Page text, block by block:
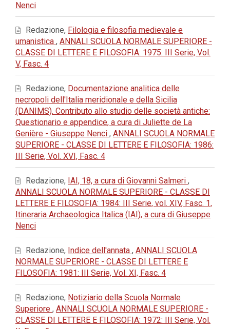
Nenci
Redazione, Filologia e filosofia medievale e
umanistica , ANNALI SCUOLA NORMALE SUPERIORE -
CLASSE DI LETTERE E FILOSOFIA: 1975: III Serie, Vol.
V, Fasc. 4
Redazione, Documentazione analitica delle
necropoli dell'Italia meridionale e della Sicilia
(DANIMS). Contributo allo studio delle società antiche:
Questionario e appendice, a cura di Juliette de La
Genière - Giuseppe Nenci , ANNALI SCUOLA NORMALE
SUPERIORE - CLASSE DI LETTERE E FILOSOFIA: 1986:
III Serie, Vol. XVI, Fasc. 4
Redazione, IAI, 18, a cura di Giovanni Salmeri ,
ANNALI SCUOLA NORMALE SUPERIORE - CLASSE DI
LETTERE E FILOSOFIA: 1984: III Serie, vol. XIV, Fasc. 1,
Itineraria Archaeologica Italica (IAI), a cura di Giuseppe
Nenci
Redazione, Indice dell'annata , ANNALI SCUOLA
NORMALE SUPERIORE - CLASSE DI LETTERE E
FILOSOFIA: 1981: III Serie, Vol. XI, Fasc. 4
Redazione, Notiziario della Scuola Normale
Superiore , ANNALI SCUOLA NORMALE SUPERIORE -
CLASSE DI LETTERE E FILOSOFIA: 1972: III Serie, Vol.